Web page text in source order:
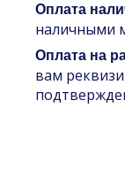
Оплата
наличными
Оплата на
вам